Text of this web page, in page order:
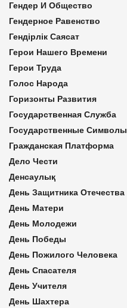
Гендер И Общество
Гендерное Равенство
Гендірлік Саясат
Герои Нашего Времени
Герои Труда
Голос Народа
Горизонты Развития
Государственная Служба
Государственные Символы
Гражданская Платформа
Дело Чести
Денсаулық
День Защитника Отечества
День Матери
День Молодежи
День Победы
День Пожилого Человека
День Спасателя
День Учителя
День Шахтера